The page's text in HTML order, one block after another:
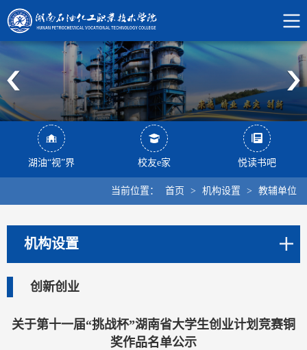
湖油“视”界 校友e家 悦读书吧
当前位置： 首页 > 机构设置 > 教辅单位
机构设置
创新创业
关于第十一届“挑战杯”湖南省大学生创业计划竞赛铜
奖作品名单公示